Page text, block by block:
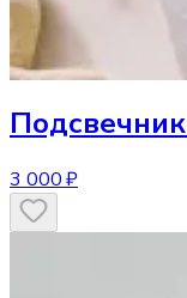
Подсвечник
3 000 ₽